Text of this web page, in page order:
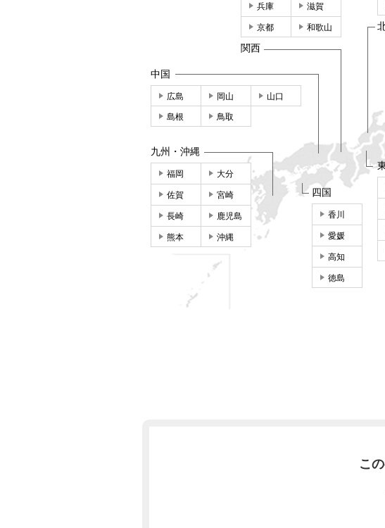
兵庫 滋賀
京都 和歌山
関西
中国
広島 岡山 山口
島根 鳥取
四国
香川
愛媛
高知
徳島
九州・沖縄
福岡 大分
佐賀 宮崎
長崎 鹿児島
熊本 沖縄
こ